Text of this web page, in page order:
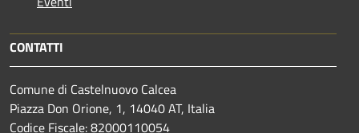
CONTATTI
Comune di Castelnuovo Calcea
Piazza Don Orione, 1, 14040 AT, Italia
Codice Fiscale: 82000110054